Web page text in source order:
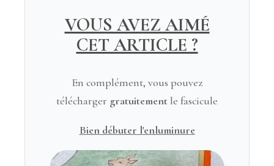
VOUS AVEZ AIMÉ
CET ARTICLE ?
En complément, vous pouvez
télécharger gratuitementle fascicule
Bien débuter l'enluminure